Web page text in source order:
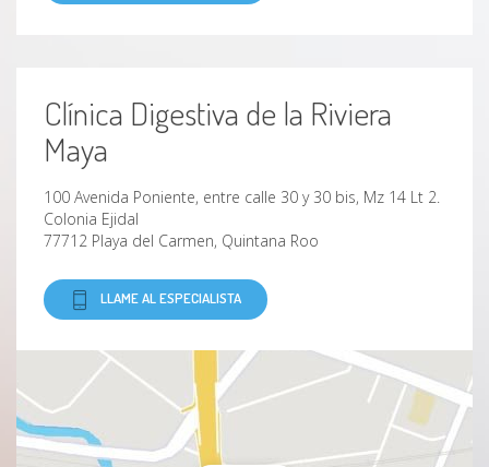
Trastornos de la voz
Trauma acústico
Traumatismo facial
Vértigo postural benigno
Absceso de las amígdalas
Clínica Digestiva de la Riviera
Maya
100 Avenida Poniente, entre calle 30 y 30 bis, Mz 14 Lt 2.
Colonia Ejidal
77712 Playa del Carmen, Quintana Roo
LLAME AL ESPECIALISTA